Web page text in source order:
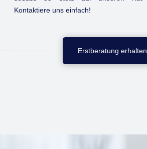
Kontaktiere uns einfach!
Erstberatung erhalten